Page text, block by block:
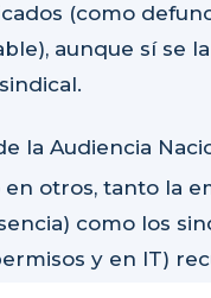
(como
aunque sí se
la Audiencia
otros, tanto la
como los
y en IT)